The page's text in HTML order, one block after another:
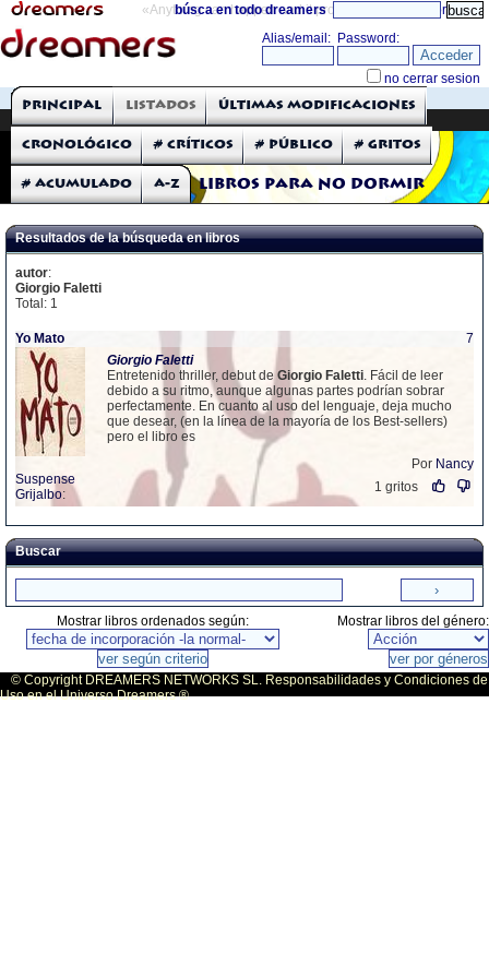
«Anything can happen and it probably will» directorio
búsca en todo dreamers
THE DREAMERS
Críticas: Libros
Libros para no dormir
Principal Listados Últimas modificaciones
Cronológico # Críticos # Público # Gritos
# Acumulado A-Z
Resultados de la búsqueda en libros
autor:
Giorgio Faletti
Total: 1
Yo Mato
7
Giorgio Faletti
Entretenido thriller, debut de Giorgio Faletti. Fácil de leer
debido a su ritmo, aunque algunas partes podrían sobrar
perfectamente. En cuanto al uso del lenguaje, deja mucho
que desear, (en la línea de la mayoría de los Best-sellers)
pero el libro es
Por Nancy
Suspense
Grijalbo: 1 gritos
Buscar
Mostrar libros ordenados según: Mostrar libros del género:
© Copyright DREAMERS NETWORKS SL. Responsabilidades y Condiciones de
Uso en el Universo Dreamers ®